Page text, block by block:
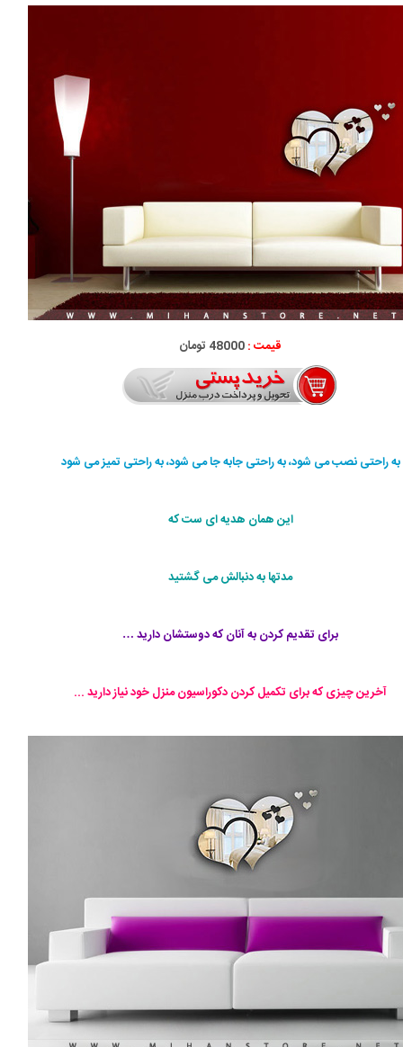
قیمت :48000 تومان
به راحتی نصب می شود، به راحتی جابه جا می شود، به راحتی تمیز می شود
این همان هدیه ای ست که
مدتها به دنبالش می گشتید
برای تقدیم کردن به آنان که دوستشان دارید …
آخرین چیزی که برای تکمیل کردن دکوراسیون منزل خود نیاز دارید ...